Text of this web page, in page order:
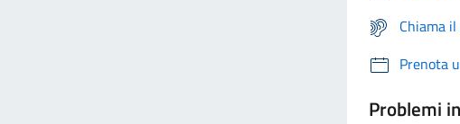
Chiama
Prenota
Problemi